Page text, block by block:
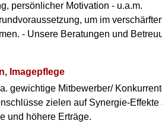
persönlicher Motivation - u.a.m.
um im
- Unsere Beratungen und
Imagepflege
gewichtige Mitbewerber/
zielen auf Synergie-Effekte
und höhere Erträge.